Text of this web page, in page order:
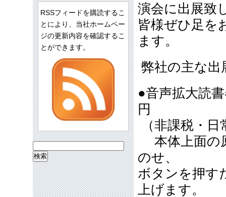
演会に出展致
皆様ぜひ足を
ます。
弊社の主な出
●音声拡大読
円
（非課税・日
本体上面の
のせ、
ボタンを押す
上げます。
RSSフィードを購読するこ
とにより、当社ホームペー
ジの更新内容を確認するこ
とができます。
索: